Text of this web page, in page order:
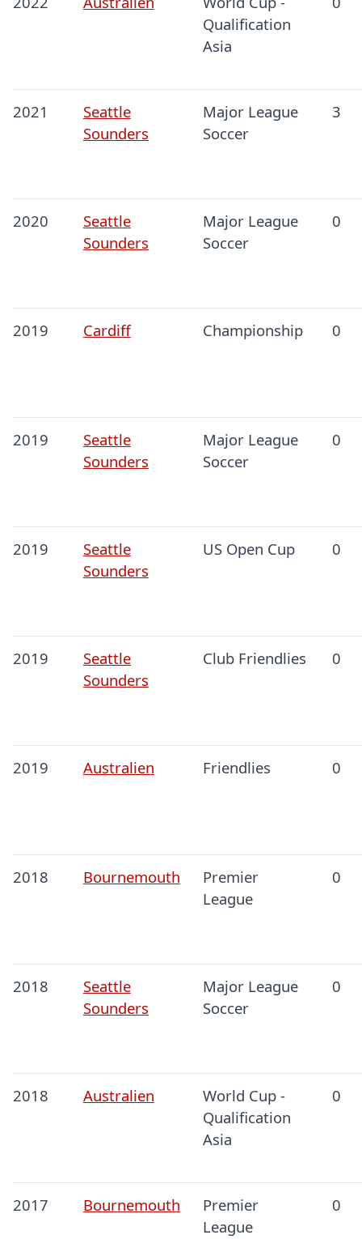
Qualification
Asia
2021
Seattle
Sounders
Major League
Soccer
3
2020
Seattle
Sounders
Major League
Soccer
0
2019 Cardiff Championship 0
2019
Seattle
Sounders
Major League
Soccer
0
2019
Seattle
Sounders
US Open Cup 0
2019
Seattle
Sounders
Club Friendlies 0
2019 Australien Friendlies 0
2018 Bournemouth
Premier
League
0
2018
Seattle
Sounders
Major League
Soccer
0
2018 Australien
World Cup -
Qualification
Asia
0
2017 Bournemouth
Premier
League
0